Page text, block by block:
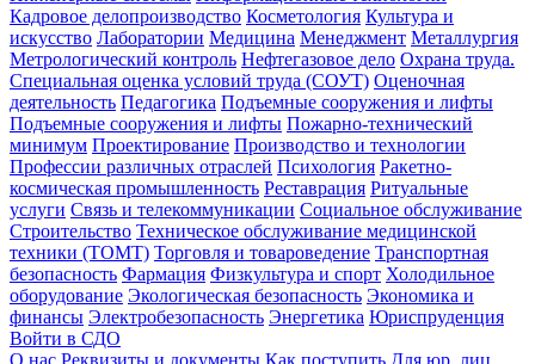
Кадровое делопроизводство Косметология Культура и
искусство Лаборатории Медицина Менеджмент Металлургия
Метрологический контроль Нефтегазовое дело Охрана труда.
Специальная оценка условий труда (СОУТ) Оценочная
деятельность Педагогика Подъемные сооружения и лифты
Подъемные сооружения и лифты Пожарно-технический
минимум Проектирование Производство и технологии
Профессии различных отраслей Психология Ракетно-
космическая промышленность Реставрация Ритуальные
услуги Связь и телекоммуникации Социальное обслуживание
Строительство Техническое обслуживание медицинской
техники (ТОМТ) Торговля и товароведение Транспортная
безопасность Фармация Физкультура и спорт Холодильное
оборудование Экологическая безопасность Экономика и
финансы Электробезопасность Энергетика Юриспруденция
Войти в СДО
О нас Реквизиты и документы Как поступить Для юр. лиц